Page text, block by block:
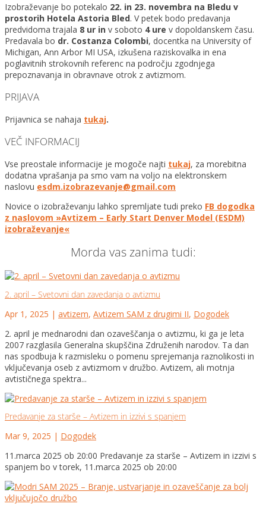
Izobraževanje bo potekalo 22. in 23. novembra na Bledu v
prostorih Hotela Astoria Bled. V petek bodo predavanja
predvidoma trajala 8 ur in v soboto 4 ure v dopoldanskem času.
Predavala bo dr. Costanza Colombi, docentka na University of
Michigan, Ann Arbor MI USA, izkušena raziskovalka in ena
poglavitnih strokovnih referenc na področju zgodnjega
prepoznavanja in obravnave otrok z avtizmom.
PRIJAVA
Prijavnica se nahaja tukaj.
VEČ INFORMACIJ
Vse preostale informacije je mogoče najti tukaj, za morebitna
dodatna vprašanja pa smo vam na voljo na elektronskem
naslovu esdm.izobrazevanje@gmail.com
Novice o izobraževanju lahko spremljate tudi preko FB dogodka
z naslovom »Avtizem – Early Start Denver Model (ESDM)
izobraževanje«
Morda vas zanima tudi:
2. april – Svetovni dan zavedanja o avtizmu
Apr 1, 2025 | avtizem, Avtizem SAM z drugimi II, Dogodek
2. april je mednarodni dan ozaveščanja o avtizmu, ki ga je leta
2007 razglasila Generalna skupščina Združenih narodov. Ta dan
nas spodbuja k razmisleku o pomenu sprejemanja raznolikosti in
vključevanja oseb z avtizmom v družbo. Avtizem, ali motnja
avtističnega spektra...
Predavanje za starše – Avtizem in izzivi s spanjem
Mar 9, 2025 | Dogodek
11.marca 2025 ob 20:00 Predavanje za starše – Avtizem in izzivi s
spanjem bo v torek, 11.marca 2025 ob 20:00